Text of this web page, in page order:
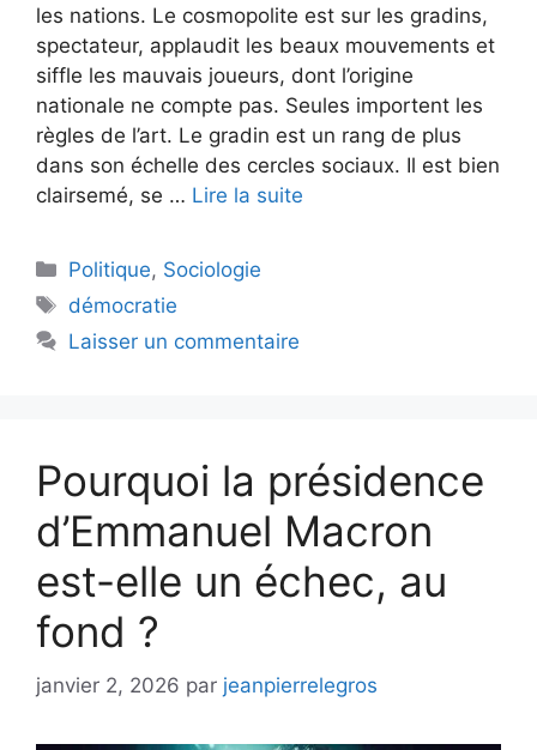
les nations. Le cosmopolite est sur les gradins,
spectateur, applaudit les beaux mouvements et
siffle les mauvais joueurs, dont l’origine
nationale ne compte pas. Seules importent les
règles de l’art. Le gradin est un rang de plus
dans son échelle des cercles sociaux. Il est bien
clairsemé, se … Lire la suite
Catégories
Politique, Sociologie
Étiquettes
démocratie
Laisser un commentaire
Pourquoi la présidence
d’Emmanuel Macron
est-elle un échec, au
fond ?
janvier 2, 2026 par jeanpierrelegros